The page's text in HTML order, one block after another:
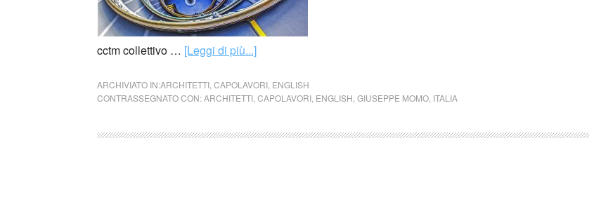
cctm collettivo … [Leggi di più...]
ARCHIVIATO IN:ARCHITETTI CAPOLAVORI ENGLISH
CONTRASSEGNATO CON:ARCHITETTI CAPOLAVORI ENGLISH GIUSEPPE MOMO ITALIA